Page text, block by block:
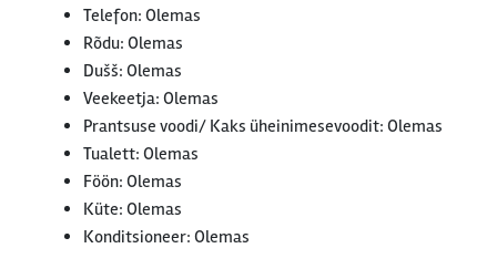
Telefon: Olemas
Rõdu: Olemas
Dušš: Olemas
Veekeetja: Olemas
Prantsuse voodi/ Kaks üheinimesevoodit: Olemas
Tualett: Olemas
Föön: Olemas
Küte: Olemas
Konditsioneer: Olemas